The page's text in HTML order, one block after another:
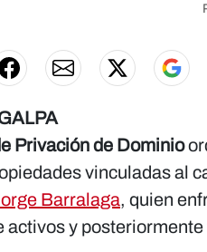
Privación de Dominio
vinculadas al
Barralaga, quien
activos y